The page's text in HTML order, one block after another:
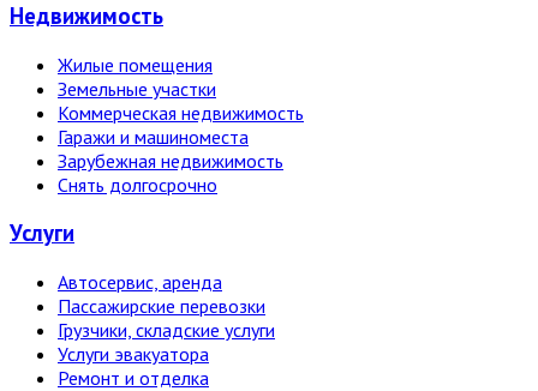
Недвижи­мость
Жилые помещения
Земельные участки
Коммерческая недвижимость
Гаражи и машиноместа
Зарубежная недвижимость
Снять долгосрочно
Услуги
Автосервис, аренда
Пассажирские перевозки
Грузчики, складские услуги
Услуги эвакуатора
Ремонт и отделка